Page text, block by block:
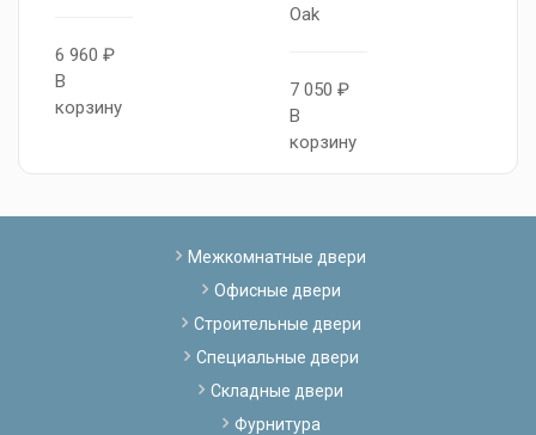
6 960 ₽
В
корзину
Oak
7 050 ₽
В
корзину
Межкомнатные двери
Офисные двери
Строительные двери
Специальные двери
Складные двери
Фурнитура